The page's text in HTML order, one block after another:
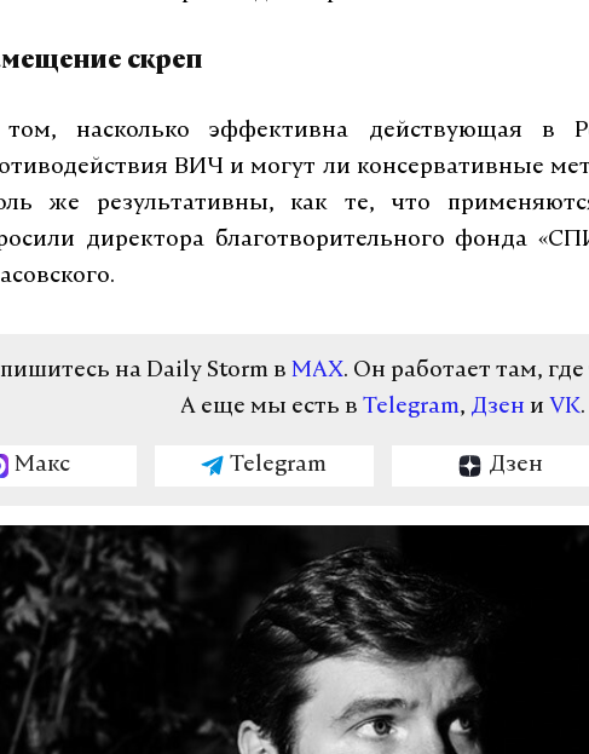
скреп
насколько эффективна действующая в
ВИЧ и могут ли консервативные
же результативны, как те, что
директора благотворительного фонда
на Daily Storm в MAX. Он работает там,
А еще мы есть в Telegram, Дзен и VK.
Макс Telegram Дзен